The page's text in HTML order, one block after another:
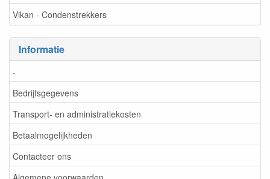
Vikan - Condenstrekkers
Informatie
-
Bedrijfsgegevens
Transport- en administratiekosten
Betaalmogelijkheden
Contacteer ons